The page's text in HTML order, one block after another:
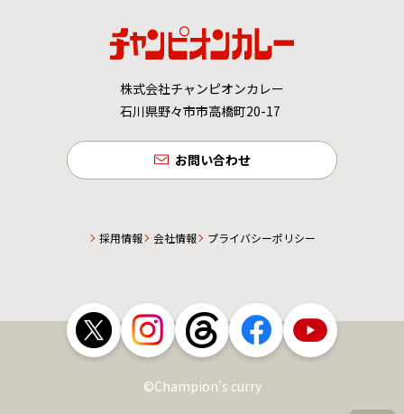
株式会社チャンピオンカレー
石川県野々市市高橋町20-17
お問い合わせ
採用情報 会社情報 プライバシーポリシー
©Champion’s curry